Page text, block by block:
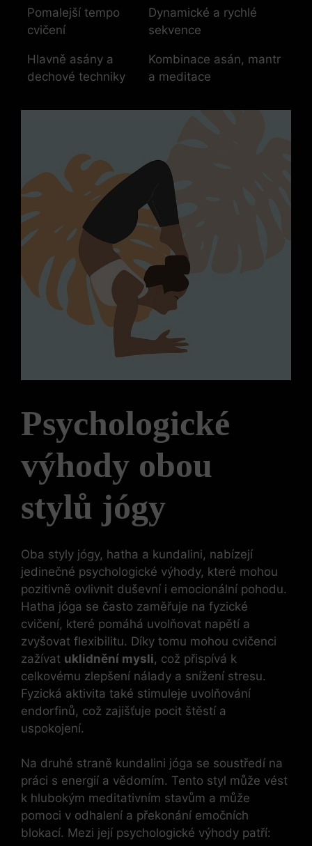
Pomalejší tempo
cvičení
Dynamické a rychlé
sekvence
Hlavně asány a
dechové techniky
Kombinace asán, mantr
a meditace
Psychologické
výhody obou
stylů jógy
Oba styly jógy, hatha a kundalini, nabízejí
jedinečné psychologické výhody, které mohou
pozitivně ovlivnit duševní i emocionální pohodu.
Hatha jóga se často zaměřuje na fyzické
cvičení, které pomáhá uvolňovat napětí a
zvyšovat flexibilitu. Díky tomu mohou cvičenci
zažívat uklidnění mysli, což přispívá k
celkovému zlepšení nálady a snížení stresu.
Fyzická aktivita také stimuleje uvolňování
endorfinů, což zajišťuje pocit štěstí a
uspokojení.
Na druhé straně kundalini jóga se soustředí na
práci s energií a vědomím. Tento styl může vést
k hlubokým meditativním stavům a může
pomoci v odhalení a překonání emočních
blokací. Mezi její psychologické výhody patří: